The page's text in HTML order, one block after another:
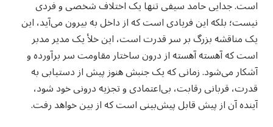
است. جدایی حامد سیفی تنها یک اختلاف شخصی و فردی
نیست؛ بلکه این فریادی است که از داخل به بیرون می‌آید، این
یک مناقشه بزرگ بر سر قدرت است، این خلأ یک مدیر مدبر
است که آهسته آهسته از درون ساختار مقاومت سر برآورده و
آشکار می‌شود. زمانی که یک جنبش هنوز پیش از دستیابی به
قدرت، قربانی رقابت، بی‌اعتمادی و تجزیه درونی خود شود،
آینده آن از پیش قابل پیش‌بینی است که از بین خواهد رفت.